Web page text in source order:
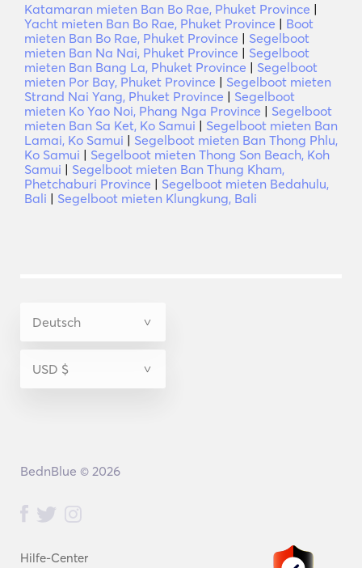
Katamaran mieten Ban Bo Rae, Phuket Province |
Yacht mieten Ban Bo Rae, Phuket Province | Boot
mieten Ban Bo Rae, Phuket Province | Segelboot
mieten Ban Na Nai, Phuket Province | Segelboot
mieten Ban Bang La, Phuket Province | Segelboot
mieten Por Bay, Phuket Province | Segelboot mieten
Strand Nai Yang, Phuket Province | Segelboot
mieten Ko Yao Noi, Phang Nga Province | Segelboot
mieten Ban Sa Ket, Ko Samui | Segelboot mieten Ban
Lamai, Ko Samui | Segelboot mieten Ban Thong Phlu,
Ko Samui | Segelboot mieten Thong Son Beach, Koh
Samui | Segelboot mieten Ban Thung Kham,
Phetchaburi Province | Segelboot mieten Bedahulu,
Bali | Segelboot mieten Klungkung, Bali
Hilfe-Center
BednBlue © 2026